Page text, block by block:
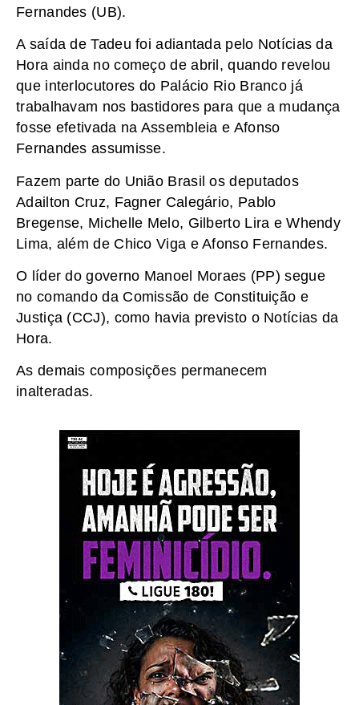
Fernandes (UB).
A saída de Tadeu foi adiantada pelo Notícias da
Hora ainda no começo de abril, quando revelou
que interlocutores do Palácio Rio Branco já
trabalhavam nos bastidores para que a mudança
fosse efetivada na Assembleia e Afonso
Fernandes assumisse.
Fazem parte do União Brasil os deputados
Adailton Cruz, Fagner Calegário, Pablo
Bregense, Michelle Melo, Gilberto Lira e Whendy
Lima, além de Chico Viga e Afonso Fernandes.
O líder do governo Manoel Moraes (PP) segue
no comando da Comissão de Constituição e
Justiça (CCJ), como havia previsto o Notícias da
Hora.
As demais composições permanecem
inalteradas.